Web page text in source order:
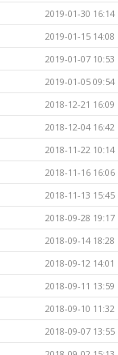
2019-01-30 16:14
2019-01-15 14:08
2019-01-07 10:53
2019-01-05 09:54
2018-12-21 16:09
2018-12-04 16:42
2018-11-22 10:14
2018-11-16 16:06
2018-11-13 15:45
2018-09-28 19:17
2018-09-14 18:28
2018-09-12 14:01
2018-09-11 13:59
2018-09-10 11:32
2018-09-07 13:55